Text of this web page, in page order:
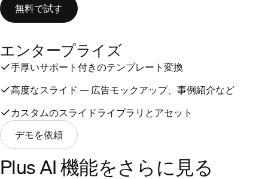
無料で試す
エンタープライズ
手厚いサポート付きのテンプレート変換
高度なスライド — 広告モックアップ、事例紹介など
カスタムのスライドライブラリとアセット
デモを依頼
Plus AI 機能をさらに見る